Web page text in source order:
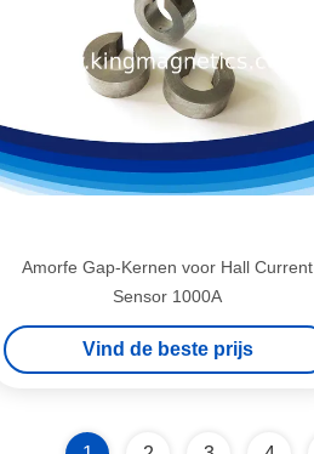
Amorfe Gap-Kernen voor Hall Current
Sensor 1000A
Vind de beste prijs